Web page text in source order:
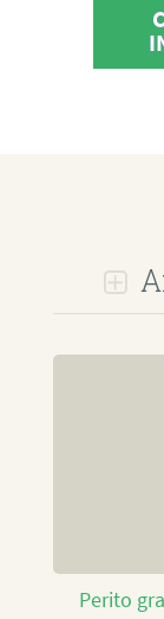
Perito